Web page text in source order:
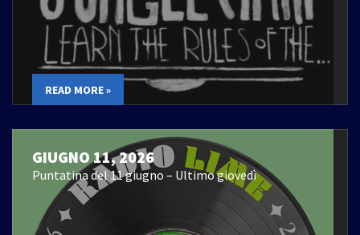
READ MORE »
GIUGNO 11, 2026
Puntatina del 11 giugno – Ultimo giovedì